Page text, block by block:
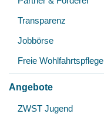
Transparenz
Jobbörse
Freie Wohlfahrtspflege
Angebote
ZWST Jugend